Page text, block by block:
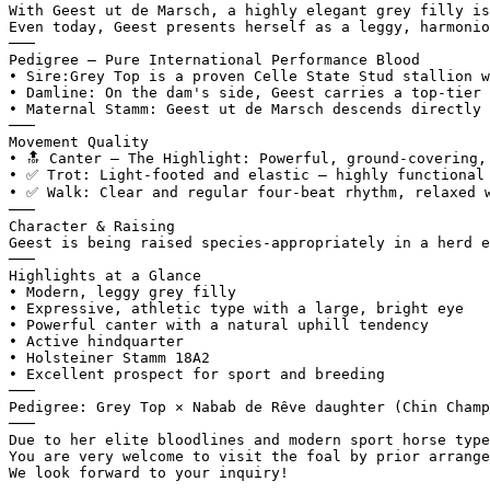
With Geest ut de Marsch, a highly elegant grey filly is
Even today, Geest presents herself as a leggy,
───
Pedigree – Pure International Performance Blood
• Sire:Grey Top is a proven Celle State Stud
• Damline: On the dam's side, Geest carries a top-tier
• Maternal Stamm: Geest ut de Marsch descends
───
Movement Quality
• 🔝 Canter – The Highlight: Powerful, ground-
• ✅ Trot: Light-footed and elastic – highly functional
• ✅ Walk: Clear and regular four-beat rhythm,
───
Character & Raising
Geest is being raised species-appropriately in a
───
Highlights at a Glance
• Modern, leggy grey filly
• Expressive, athletic type with a large, bright eye
• Powerful canter with a natural uphill tendency
• Active hindquarter
• Holsteiner Stamm 18A2
• Excellent prospect for sport and breeding
───
Pedigree: Grey Top × Nabab de Rêve daughter (Chin
───
Due to her elite bloodlines and modern sport horse
You are very welcome to visit the foal by prior
We look forward to your inquiry!